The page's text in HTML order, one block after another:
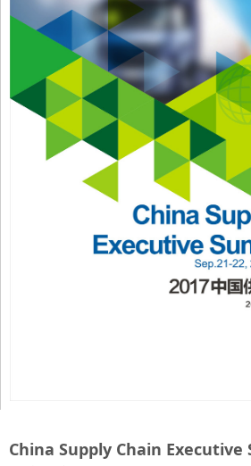
China Supply Chain Executive